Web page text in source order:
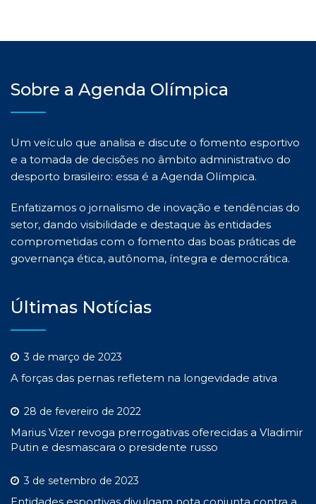
Sobre a Agenda Olímpica
Um veículo que analisa e discute o fomento esportivo
e a tomada de decisões no âmbito administrativo do
desporto brasileiro: essa é a Agenda Olímpica.
Enfatizamos o jornalismo de inovação e tendências do
setor, dando visibilidade e destaque às entidades
comprometidas com o fomento das boas práticas de
governança ética, autônoma, íntegra e democrática.
Últimas Notícias
3 de março de 2023
A forças das pernas refletem na longevidade ativa
28 de fevereiro de 2022
Marius Vizer revoga prerrogativas oferecidas a Vladimir
Putin e desmascara o presidente russo
3 de setembro de 2023
Entidades esportivas divulgam nota conjunta contra a